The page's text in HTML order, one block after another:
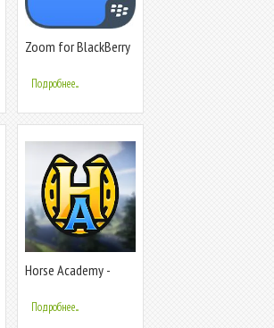
Zoom for BlackBerry
Подробнее...
Horse Academy -
Подробнее...